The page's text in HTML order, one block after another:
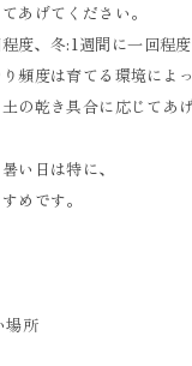
あげてください。
度、冬:1週間に一回程度
頻度は育てる環境によ
の乾き具合に応じてあ
い日は特に、
めです。
場所